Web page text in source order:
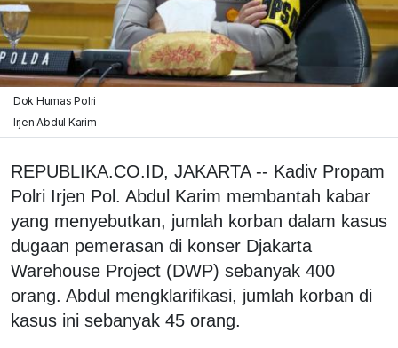
Dok Humas Polri
Irjen Abdul Karim
REPUBLIKA.CO.ID, JAKARTA -- Kadiv Propam
Polri Irjen Pol. Abdul Karim membantah kabar
yang menyebutkan, jumlah korban dalam kasus
dugaan pemerasan di konser Djakarta
Warehouse Project (DWP) sebanyak 400
orang. Abdul mengklarifikasi, jumlah korban di
kasus ini sebanyak 45 orang.